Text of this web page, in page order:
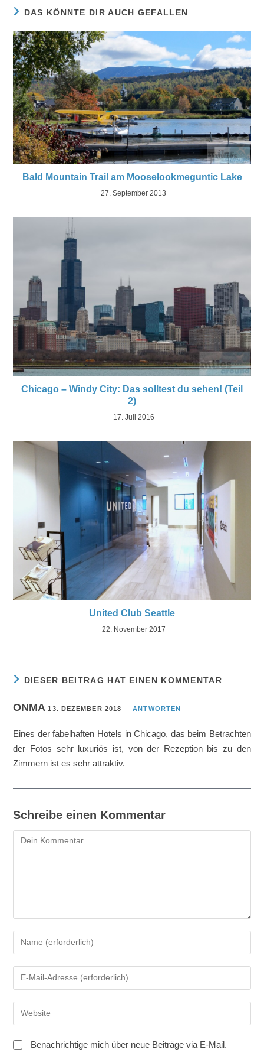
DAS KÖNNTE DIR AUCH GEFALLEN
Bald Mountain Trail am Mooselookmeguntic Lake
27. September 2013
Chicago – Windy City: Das solltest du sehen! (Teil
2)
17. Juli 2016
United Club Seattle
22. November 2017
DIESER BEITRAG HAT EINEN KOMMENTAR
ONMA13. DEZEMBER 2018 ANTWORTEN
Eines der fabelhaften Hotels in Chicago, das beim Betrachten
der Fotos sehr luxuriös ist, von der Rezeption bis zu den
Zimmern ist es sehr attraktiv.
Schreibe einen Kommentar
Kommentar
oder
Benutzernamen
zum
Kommentieren
Mail-
Adresse
zum
URL
Benachrichtige mich über neue Beiträge via E-Mail.